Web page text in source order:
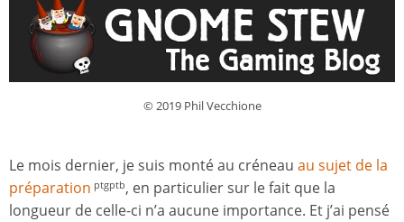
© 2019 Phil Vecchione
Le mois dernier, je suis monté au créneau au sujet de la
préparation ptgptb, en particulier sur le fait que la
longueur de celle-ci n’a aucune importance. Et j’ai pensé